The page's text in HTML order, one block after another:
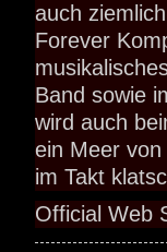
auch
Forever
Band sowie
wird auch
ein Meer
im Takt
Official Web